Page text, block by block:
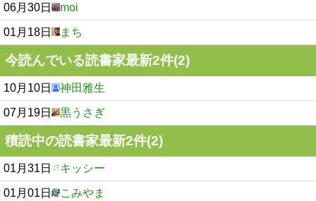
06月30日 moi
01月18日 まち
今読んでいる読書家最新2件(2)
10月10日 神田雅生
07月19日 黒うさぎ
積読中の読書家最新2件(2)
01月31日 キッシー
01月01日 こみやま